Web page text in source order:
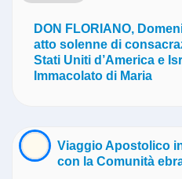
DON FLORIANO,
atto solenne di
Stati Uniti d’America e
Immacolato di Maria
Viaggio Apostolico
con la Comunità